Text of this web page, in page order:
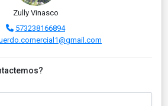
Zully Vinasco
573238166894